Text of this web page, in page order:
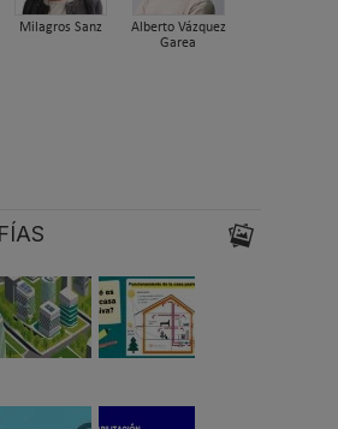
Milagros Sanz
Alberto Vázquez
Garea